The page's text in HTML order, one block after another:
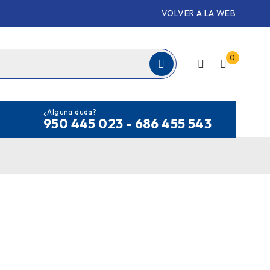
VOLVER A LA WEB
0
¿Alguna duda?
950 445 023 - 686 455 543